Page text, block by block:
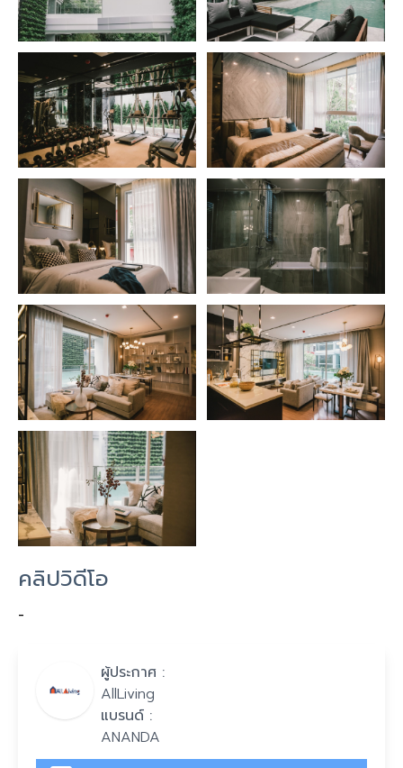
คลิปวิดีโอ
-
ผู้ประกาศ :
AllLiving
แบรนด์ :
ANANDA